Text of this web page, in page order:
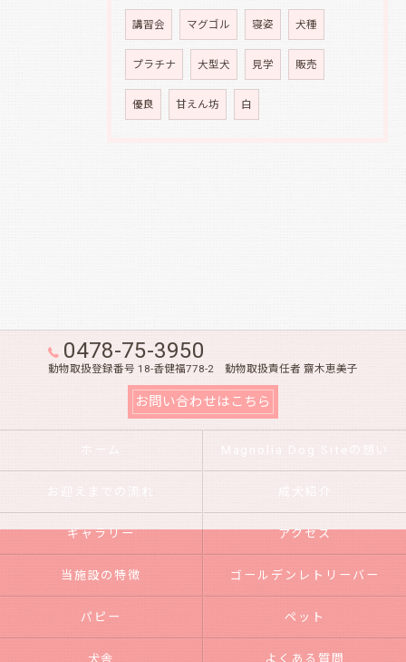
講習会 マグゴル 寝姿 犬種
プラチナ 大型犬 見学 販売
優良 甘えん坊 白
0478-75-3950
動物取扱登録番号 18-香健福778-2 動物取扱責任者 齋木恵美子
お問い合わせはこちら
ホーム Magnolia Dog Siteの想い
お迎えまでの流れ 成犬紹介
ギャラリー アクセス
当施設の特徴 ゴールデンレトリーバー
パピー ペット
犬舎 よくある質問